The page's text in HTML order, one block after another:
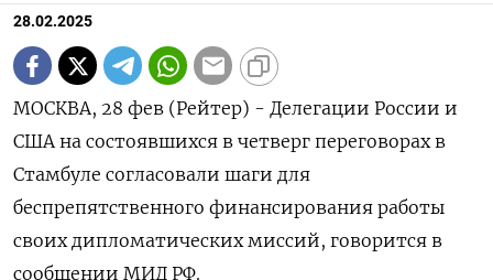
28.02.2025
МОСКВА, 28 фев (Рейтер) - Делегации России и
США на состоявшихся в четверг переговорах в
Стамбуле согласовали шаги для
беспрепятственного финансирования работы
своих дипломатических миссий, говорится в
сообщении МИД РФ.